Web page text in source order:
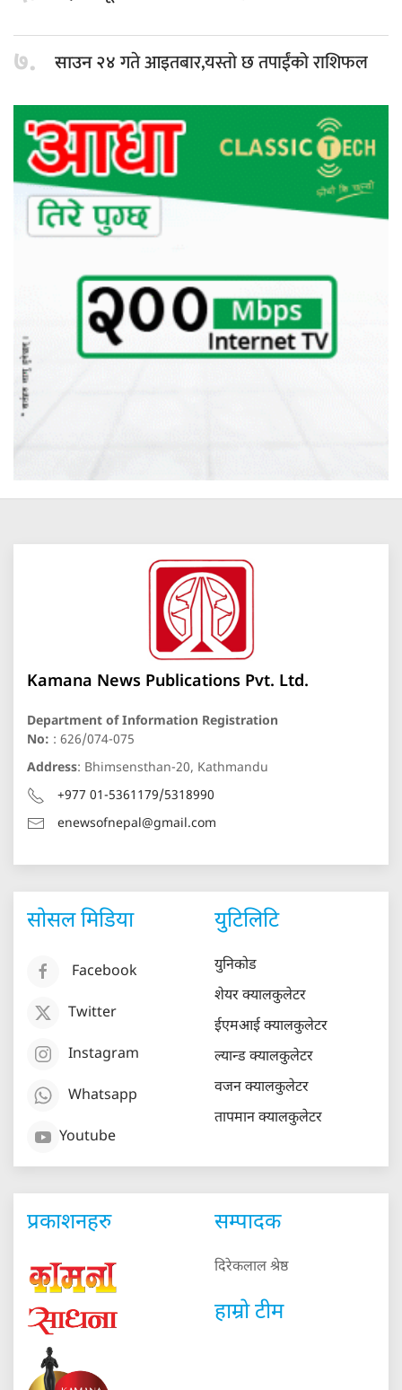
७. साउन २४गते आइतबार,यस्तो छ तपाईंको राशिफल
Kamana News Publications Pvt. Ltd.
Department of Information Registration
No: : 626/074-075
Address: Bhimsensthan-20, Kathmandu
+977 01-5361179/5318990
enewsofnepal@gmail.com
सोसल मिडिया
Facebook
Twitter
Instagram
Whatsapp
Youtube
युटिलिटि
युनिकोड
शेयर क्यालकुलेटर
ईएमआई क्यालकुलेटर
ल्यान्ड क्यालकुलेटर
वजन क्यालकुलेटर
तापमान क्यालकुलेटर
प्रकाशनहरु सम्पादक
दिरेकलाल श्रेष्ठ
हाम्रो टीम